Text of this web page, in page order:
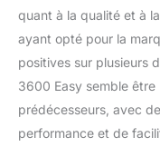
quant à la qualité et à
ayant opté pour la
positives sur plusieurs
3600 Easy semble
prédécesseurs, avec
performance et de